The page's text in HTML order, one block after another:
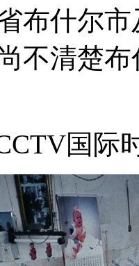
布什尔
不清楚
国际